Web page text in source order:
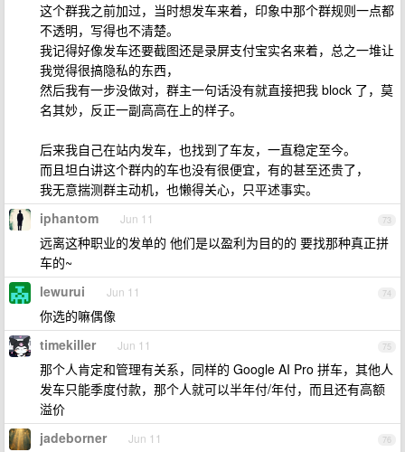
这个群我之前加过，当时想发车来着，印象中那个群规则一点都
不透明，写得也不清楚。
我记得好像发车还要截图还是录屏支付宝实名来着，总之一堆让
我觉得很搞隐私的东西，
然后我有一步没做对，群主一句话没有就直接把我 block 了，莫
名其妙，反正一副高高在上的样子。
后来我自己在站内发车，也找到了车友，一直稳定至今。
而且坦白讲这个群内的车也没有很便宜，有的甚至还贵了，
我无意揣测群主动机，也懒得关心，只平述事实。
73
iphantom Jun 11
远离这种职业的发单的 他们是以盈利为目的的 要找那种真正拼
车的~
74
lewurui Jun 11
你选的嘛偶像
75
timekiller Jun 11
那个人肯定和管理有关系，同样的 Google AI Pro 拼车，其他人
发车只能季度付款，那个人就可以半年付/年付，而且还有高额
溢价
76
jadeborner Jun 11